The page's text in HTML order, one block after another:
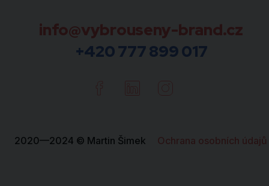
info@vybrouseny-brand.cz
+420 777 899 017
2020—2024 © Martin Šimek Ochrana osobních údajů